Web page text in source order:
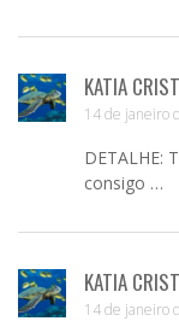
KATIA
14 de janeiro
DETALHE:
consigo …
KATIA
14 de janeiro